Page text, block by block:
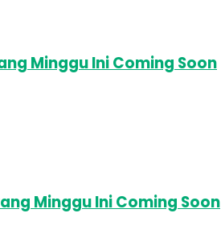
Minggu Ini Coming Soon
Minggu Ini Coming Soon